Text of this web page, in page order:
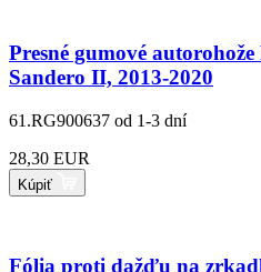
Presné gumové
Sandero II, 2013-2020
61.RG900637 od 1-3 dní
28,30 EUR
Kúpiť
Fólia proti dažďu na